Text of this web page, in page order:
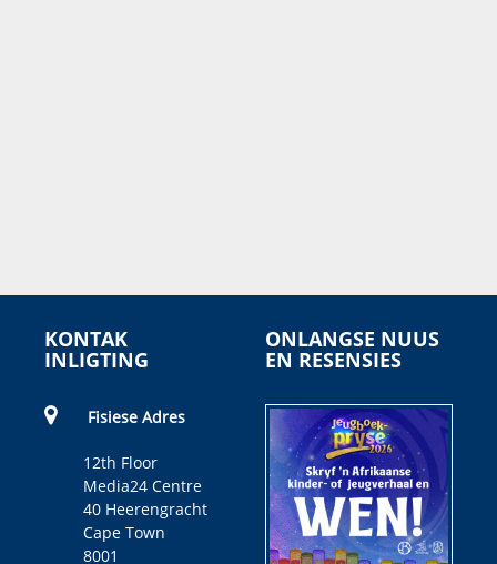
KONTAK
INLIGTING
Fisiese Adres
12th Floor
Media24 Centre
40 Heerengracht
Cape Town
8001
ONLANGSE NUUS
EN RESENSIES